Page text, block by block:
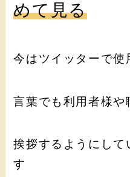
めて見る
今はツイッターで使
言葉でも利用者様や
挨拶するようにして